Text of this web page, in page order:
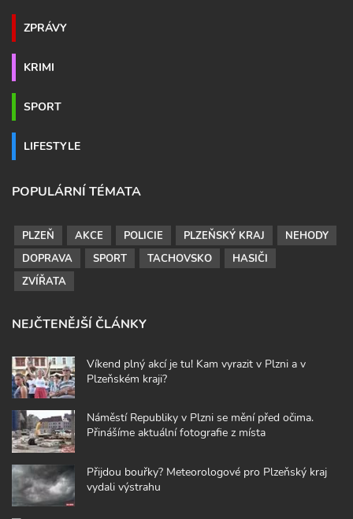
ZPRÁVY
KRIMI
SPORT
LIFESTYLE
POPULÁRNÍ TÉMATA
PLZEŇ AKCE POLICIE PLZEŇSKÝ KRAJ
NEHODY
DOPRAVA
SPORT TACHOVSKO
HASIČI
ZVÍŘATA
NEJČTENĚJŠÍ ČLÁNKY
Víkend plný akcí je tu! Kam vyrazit v Plzni a v
Plzeňském kraji?
Náměstí Republiky v Plzni se mění před očima.
Přinášíme aktuální fotografie z místa
Přijdou bouřky? Meteorologové pro Plzeňský kraj
vydali výstrahu